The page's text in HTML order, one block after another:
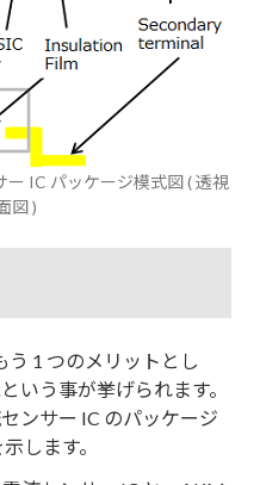
IC パッケージ模式図 ( 透視
図 )
う 1 つのメリットとし
いう事が挙げられます。
ンサー IC のパッケージ
します。